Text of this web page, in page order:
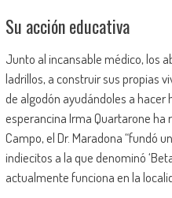
Su acción educativa
Junto al incansable médico, los
ladrillos, a construir sus propias
de algodón ayudándoles a hacer
esperancina Irma Quartarone ha
Campo, el Dr. Maradona “fundó
indiecitos a la que denominó
actualmente funciona en la